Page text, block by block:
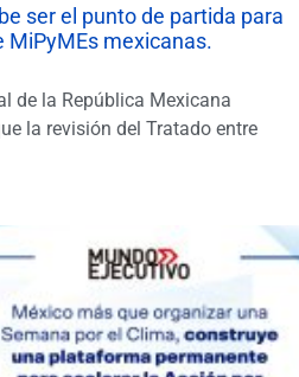
ser el punto de partida para
MiPyMEs mexicanas.
de la República Mexicana
la revisión del Tratado entre